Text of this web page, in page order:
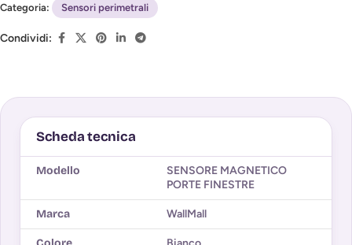
Categoria:
Sensori perimetrali
Condividi:
Scheda tecnica
Modello
SENSORE MAGNETICO
PORTE FINESTRE
Marca WallMall